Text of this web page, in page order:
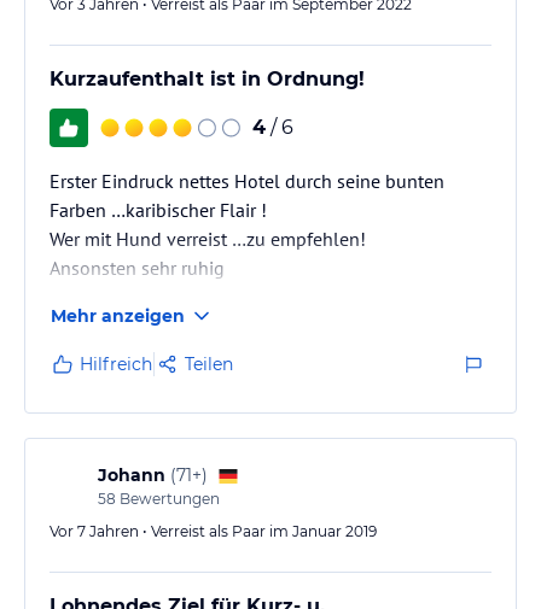
Vor 3 Jahren • Verreist als Paar im September 2022
Kurzaufenthalt ist in Ordnung!
4 / 6
Erster Eindruck nettes Hotel durch seine bunten
Farben …karibischer Flair !
Wer mit Hund verreist …zu empfehlen!
Ansonsten sehr ruhig
Mehr anzeigen
Hilfreich Teilen
Johann (71+)
58 Bewertungen
Vor 7 Jahren • Verreist als Paar im Januar 2019